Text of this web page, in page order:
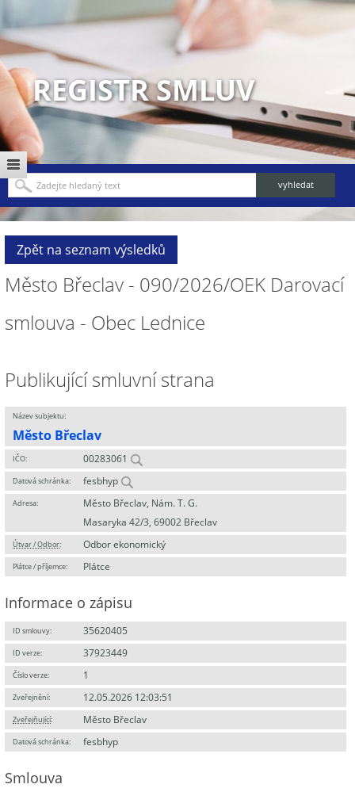
REGISTR SMLUV
Zpět na seznam výsledků
Město Břeclav - 090/2026/OEK Darovací
smlouva - Obec Lednice
Publikující smluvní strana
Název subjektu:
Město Břeclav
IČO: 00283061
Datová schránka: fesbhyp
Adresa:
Město Břeclav, Nám. T. G.
Masaryka 42/3, 69002 Břeclav
Útvar / Odbor: Odbor ekonomický
Plátce / příjemce: Plátce
Informace o zápisu
ID smlouvy: 35620405
ID verze: 37923449
Číslo verze: 1
Zveřejnění: 12.05.2026 12:03:51
Zveřejňující: Město Břeclav
Datová schránka: fesbhyp
Smlouva